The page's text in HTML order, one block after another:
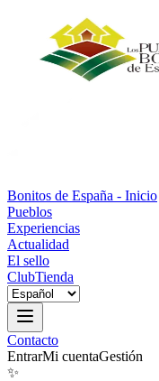
Bonitos de España - Inicio
Pueblos
Experiencias
Actualidad
El sello
ClubTienda
Contacto
EntrarMi cuentaGestión
✨